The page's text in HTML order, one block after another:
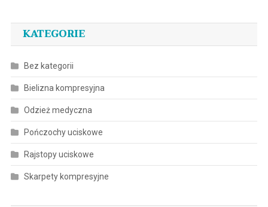
KATEGORIE
Bez kategorii
Bielizna kompresyjna
Odzież medyczna
Pończochy uciskowe
Rajstopy uciskowe
Skarpety kompresyjne